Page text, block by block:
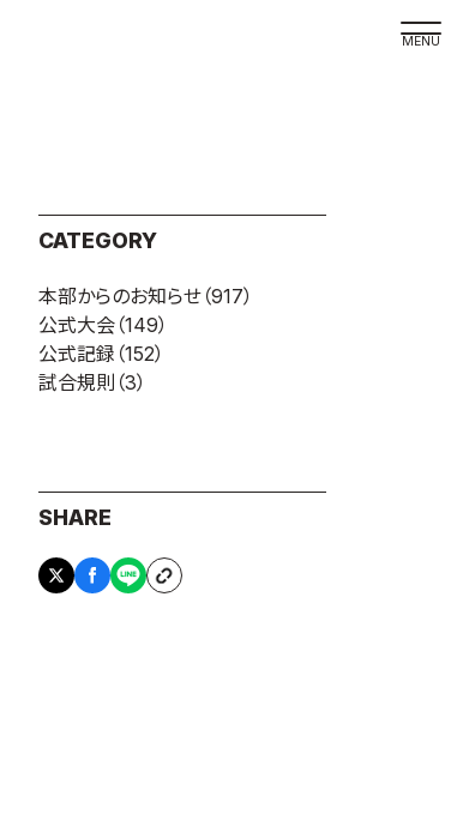
CATEGORY
本部からのお知らせ （917）
公式大会 （149）
公式記録 （152）
試合規則 （3）
SHARE